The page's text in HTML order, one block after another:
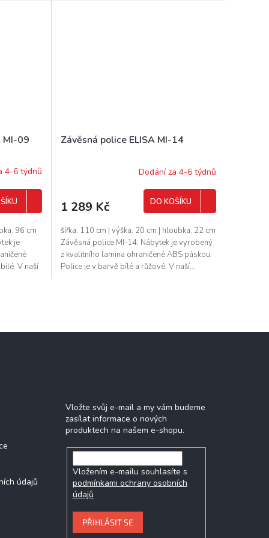
MI-09
4-6 týdnů
96 cm
je
V naší
Závěsná police ELISA MI-14
Dodání za 4-6 týdnů
1 289 Kč DO KOŠÍKU
šířka: 110 cm | výška: 20 cm | hloubka: 22 cm
Závěsná police MI-14. Nábytek je vyrobený
z kvalitního lamina ohraničené ABS páskou.
Police je v barvě bílé a růžové. V naší...
údajů
Vložte svůj e-mail a my vám budeme
zasílat informace o nových
produktech na našem e-shopu.
Vložením e-mailu souhlasíte s
podmínkami ochrany osobních
údajů
PŘIHLÁSIT SE